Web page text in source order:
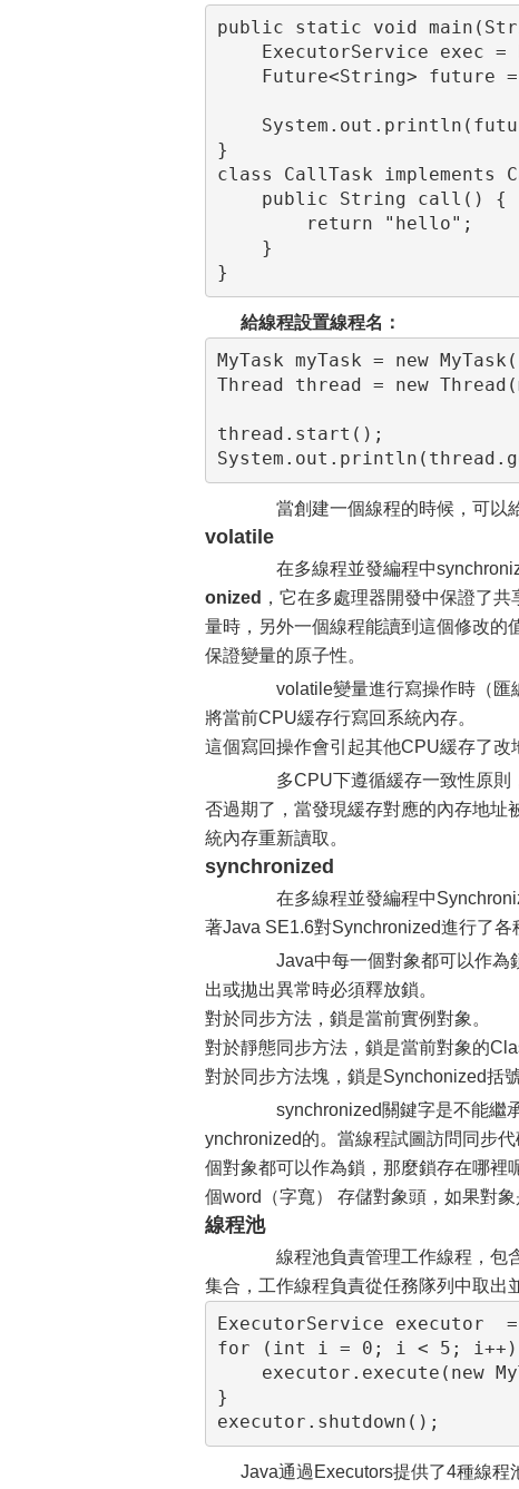
public static void
ExecutorService exec =
Future<String> future
}
class CallTask implements
    public String call() {
        return "hello";
    }
}
給線程設置線程名：
MyTask myTask = new
Thread thread = new
thread.start();
當創建一個線程的時候，可以給
volatile
在多線程並發編程中
onized ，它在多處理器開發中保證了
量時，另外一個線程能讀到這個修改的
保證變量的原子性。
volatile變量進行寫操作時（匯編
將當前CPU緩存行寫回系統內存。
這個寫回操作會引起其他CPU緩存了改
多CPU下遵循緩存一致性原則
否過期了，當發現緩存對應的內存地址
統內存重新讀取。
synchronized
在多線程並發編程中
著Java SE1.6對Synchronized進行了各
Java中每一個對象都可以作為鎖
出或拋出異常時必須釋放鎖。
對於同步方法，鎖是當前實例對象。
對於靜態同步方法，鎖是當前對象的
對於同步方法塊，鎖是Synchonized括
synchronized關鍵字是不能繼承
ynchronized的。當線程試圖訪問同步
個對象都可以作為鎖，那麼鎖存在哪裡
個word（字寬） 存儲對象頭，如果對
線程池
線程池負責管理工作線程，包含
集合，工作線程負責從任務隊列中取出
ExecutorService executor  =
for (int i = 0; i < 5;
executor.execute(new
}
executor.shutdown();
Java通過Executors提供了4種線程